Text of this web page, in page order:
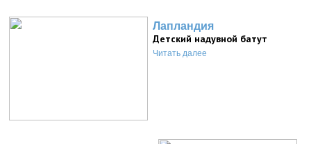
Лапландия
Детский надувной батут
Читать далее